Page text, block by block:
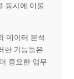
동시에 이룰
데이터 분석
한 기능들은
중요한 업무